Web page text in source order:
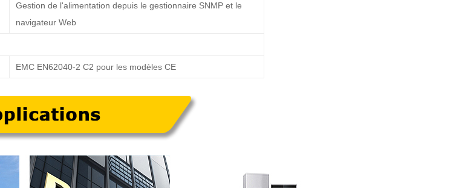
Gestion de l'alimentation depuis le gestionnaire SNMP et le
navigateur Web
EMC EN62040-2 C2 pour les modèles CE